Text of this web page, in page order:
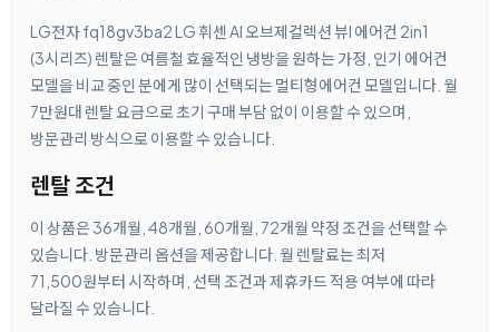
LG전자 fq18gv3ba2 LG 휘센 AI 오브제컬렉션 뷰I 에어컨 2in1
(3시리즈) 렌탈은 여름철 효율적인 냉방을 원하는 가정, 인기 에어컨
모델을 비교 중인 분에게 많이 선택되는 멀티형에어컨 모델입니다. 월
7만원대 렌탈 요금으로 초기 구매 부담 없이 이용할 수 있으며,
방문관리 방식으로 이용할 수 있습니다.
렌탈 조건
이 상품은 36개월, 48개월, 60개월, 72개월 약정 조건을 선택할 수
있습니다. 방문관리 옵션을 제공합니다. 월 렌탈료는 최저
71,500원부터 시작하며, 선택 조건과 제휴카드 적용 여부에 따라
달라질 수 있습니다.